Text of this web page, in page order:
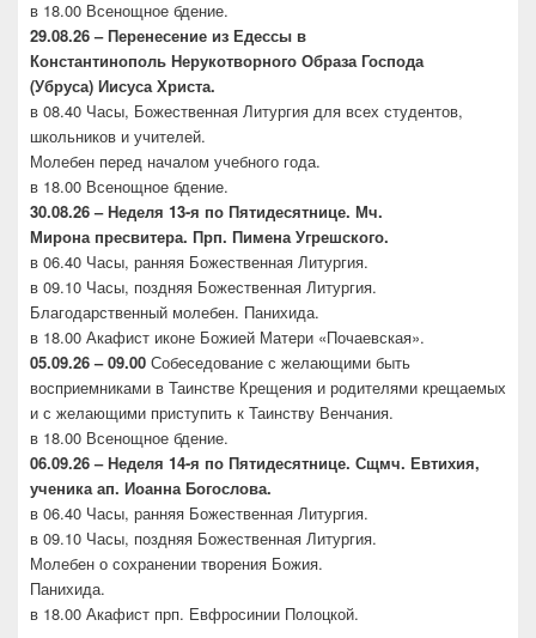
в 18.00 Всенощное бдение.
29.08.26 – Перенесение из Едессы в
Константинополь Нерукотворного Образа Господа
(Убруса) Иисуса Христа.
в 08.40 Часы, Божественная Литургия для всех студентов,
школьников и учителей.
Молебен перед началом учебного года.
в 18.00 Всенощное бдение.
30.08.26 – Неделя 13-я по Пятидесятнице. Мч.
Мирона пресвитера. Прп. Пимена Угрешского.
в 06.40 Часы, ранняя Божественная Литургия.
в 09.10 Часы, поздняя Божественная Литургия.
Благодарственный молебен. Панихида.
в 18.00 Акафист иконе Божией Матери «Почаевская».
05.09.26 – 09.00 Собеседование с желающими быть
восприемниками в Таинстве Крещения и родителями крещаемых
и с желающими приступить к Таинству Венчания.
в 18.00 Всенощное бдение.
06.09.26 – Неделя 14-я по Пятидесятнице. Сщмч. Евтихия,
ученика ап. Иоанна Богослова.
в 06.40 Часы, ранняя Божественная Литургия.
в 09.10 Часы, поздняя Божественная Литургия.
Молебен о сохранении творения Божия.
Панихида.
в 18.00 Акафист прп. Евфросинии Полоцкой.